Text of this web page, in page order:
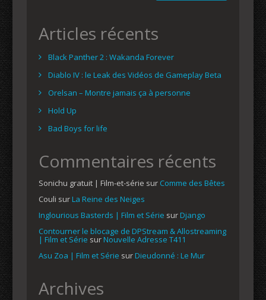
Articles récents
Black Panther 2 : Wakanda Forever
Diablo IV : le Leak des Vidéos de Gameplay Beta
Orelsan – Montre jamais ça à personne
Hold Up
Bad Boys for life
Commentaires récents
Sonichu gratuit | Film-et-série sur Comme des Bêtes
Couli surLa Reine des Neiges
Inglourious Basterds | Film et Série surDjango
Contourner le blocage de DPStream & Allostreaming
| Film et Série surNouvelle Adresse T411
Asu Zoa | Film et Série surDieudonné : Le Mur
Archives